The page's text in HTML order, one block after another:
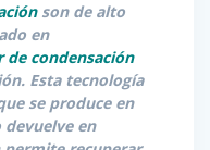
son de alto
en
condensación
Esta tecnología
se produce en
devuelve en